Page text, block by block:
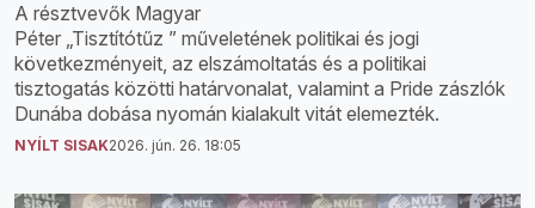
A résztvevők Magyar
Péter „Tisztítótűz ” műveletének politikai és jogi
következményeit, az elszámoltatás és a politikai
tisztogatás közötti határvonalat, valamint a Pride zászlók
Dunába dobása nyomán kialakult vitát elemezték.
NYÍLT SISAK2026. jún. 26. 18:05